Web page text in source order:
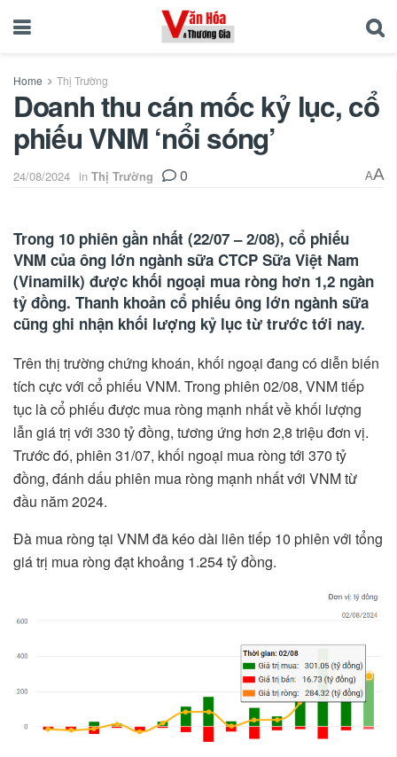
Home Thị Trường
Doanh thu cán mốc kỷ lục, cổ
phiếu VNM ‘nổi sóng’
24/08/2024 in Thị Trường 0 AA
Trong 10 phiên gần nhất (22/07 – 2/08), cổ phiếu
VNM của ông lớn ngành sữa CTCP Sữa Việt Nam
(Vinamilk) được khối ngoại mua ròng hơn 1,2 ngàn
tỷ đồng. Thanh khoản cổ phiếu ông lớn ngành sữa
cũng ghi nhận khối lượng kỷ lục từ trước tới nay.
Trên thị trường chứng khoán, khối ngoại đang có diễn biến
tích cực với cổ phiếu VNM. Trong phiên 02/08, VNM tiếp
tục là cổ phiếu được mua ròng mạnh nhất về khối lượng
lẫn giá trị với 330 tỷ đồng, tương ứng hơn 2,8 triệu đơn vị.
Trước đó, phiên 31/07, khối ngoại mua ròng tới 370 tỷ
đồng, đánh dấu phiên mua ròng mạnh nhất với VNM từ
đầu năm 2024.
Đà mua ròng tại VNM đã kéo dài liên tiếp 10 phiên với tổng
giá trị mua ròng đạt khoảng 1.254 tỷ đồng.